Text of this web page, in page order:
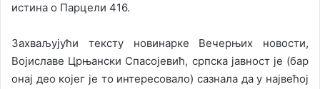
истина о Парцели 416.
Захваљујући тексту новинарке Вечерњих новости,
Војиславе Црњански Спасојевић, српска јавност је (бар
онај део којег је то интересовало) сазнала да у највећој